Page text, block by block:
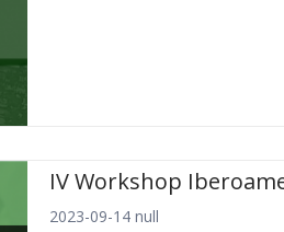
IV Workshop
2023-09-14 null